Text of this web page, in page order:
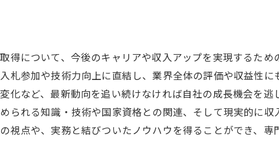
得について、今後のキャリアや収入アップを実現するた
札参加や技術力向上に直結し、業界全体の評価や収益性
化など、最新動向を追い続けなければ自社の成長機会を
られる知識・技術や国家資格との関連、そして現実的に
視点や、実務と結びついたノウハウを得ることができ、